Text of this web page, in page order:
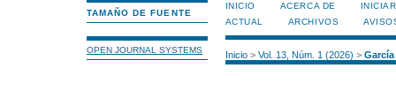
TAMAÑO DE FUENTE
OPEN JOURNAL SYSTEMS
INICIO ACERCA DE
ACTUAL
ARCHIVOS
Inicio> Vol. 13, Núm. 1 (2026) > García